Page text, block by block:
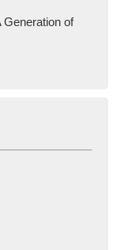
Generation of